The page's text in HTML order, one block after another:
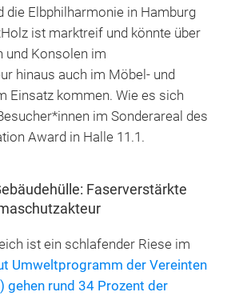
die Elbphilharmonie in Hamburg
ist marktreif und könnte über
und Konsolen im
hinaus auch im Möbel- und
Einsatz kommen. Wie es sich
im Sonderareal des
Award in Halle 11.1.
Faserverstärkte
ist ein schlafender Riese im
Umweltprogramm der Vereinten
gehen rund 34 Prozent der